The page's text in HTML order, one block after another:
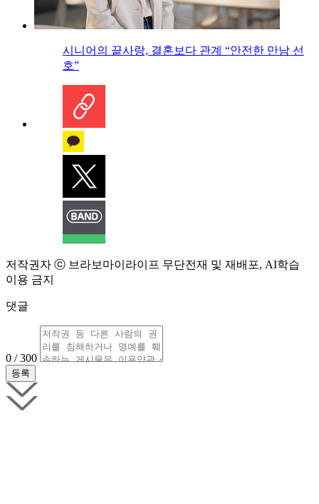
시니어의 끝사랑, 결혼보다 관계 “안전한 만남 선
호”
저작권자 ⓒ 브라보마이라이프 무단전재 및 재배포, AI학습
이용 금지
댓글
0 / 300